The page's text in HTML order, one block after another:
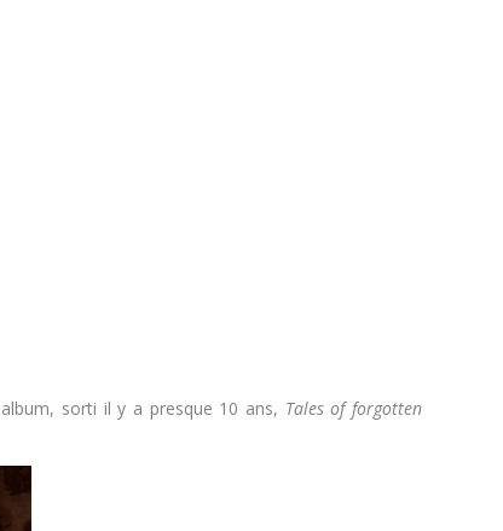
sorti il y a presque 10 ans, Tales of forgotten